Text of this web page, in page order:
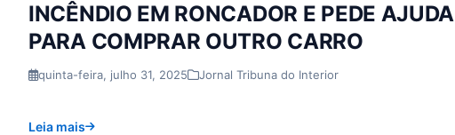
INCÊNDIO EM RONCADOR E PEDE AJUDA
PARA COMPRAR OUTRO CARRO
quinta-feira, julho 31, 2025 Jornal Tribuna do Interior
Leia mais